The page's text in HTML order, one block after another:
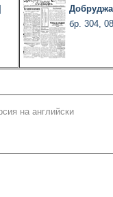
бр. 304,
на английски